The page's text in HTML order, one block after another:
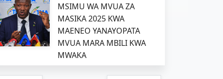
MSIMU WA MVUA ZA
MASIKA 2025 KWA
MAENEO YANAYOPATA
MVUA MARA MBILI KWA
MWAKA